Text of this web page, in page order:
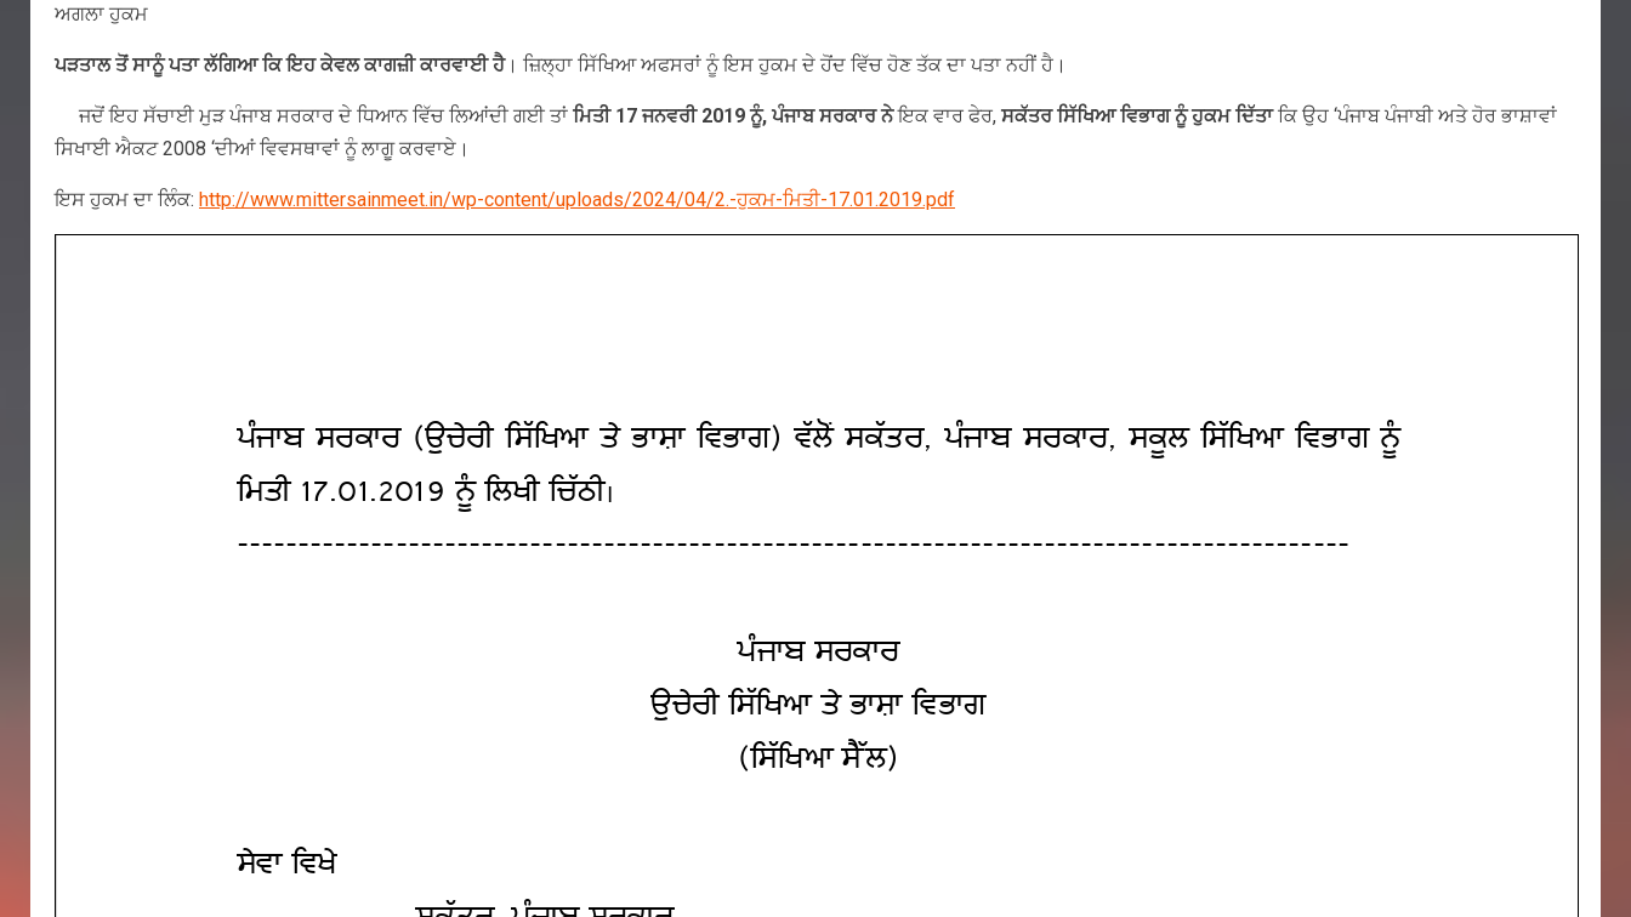
ਅਗਲਾ ਹੁਕਮ
ਪੜਤਾਲ ਤੋਂ ਸਾਨੂੰ ਪਤਾ ਲੱਗਿਆ ਕਿ ਇਹ ਕੇਵਲ ਕਾਗਜ਼ੀ ਕਾਰਵਾਈ ਹੈ। ਜ਼ਿਲ੍ਹਾ ਸਿੱਖਿਆ ਅਫਸਰਾਂ ਨੂੰ ਇਸ ਹੁਕਮ ਦੇ ਹੋਂਦ ਵਿੱਚ ਹੋਣ ਤੱਕ ਦਾ ਪਤਾ ਨਹੀਂ ਹੈ।
ਜਦੋਂ ਇਹ ਸੱਚਾਈ ਮੁੜ ਪੰਜਾਬ ਸਰਕਾਰ ਦੇ ਧਿਆਨ ਵਿੱਚ ਲਿਆਂਦੀ ਗਈ ਤਾਂ ਮਿਤੀ 17 ਜਨਵਰੀ 2019 ਨੂੰ,ਪੰਜਾਬ ਸਰਕਾਰ ਨੇਇਕ ਵਾਰ ਫੇਰ, ਸਕੱਤਰ ਸਿੱਖਿਆ ਵਿਭਾਗ ਨੂੰ ਹੁਕਮ ਦਿੱਤਾਕਿ ਉਹ ‘ਪੰਜਾਬ ਪੰਜਾਬੀ ਅਤੇ ਹੋਰ ਭਾਸ਼ਾਵਾਂ
ਸਿਖਾਈ ਐਕਟ 2008 ‘ਦੀਆਂ ਵਿਵਸਥਾਵਾਂ ਨੂੰ ਲਾਗੂ ਕਰਵਾਏ।
ਇਸ ਹੁਕਮ ਦਾ ਲਿੰਕ: http://www.mittersainmeet.in/wp-content/uploads/2024/04/2.-ਹੁਕਮ-ਮਿਤੀ-17.01.2019.pdf